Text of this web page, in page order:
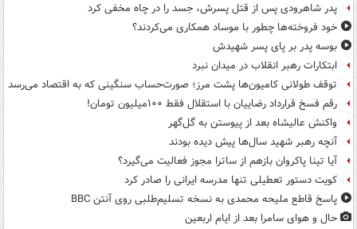
پدر شاهرودی پس از قتل پسرش، جسد را در چاه مخفی کرد
خود فروخته‌ها چطور با موساد همکاری می‌کردند؟
بوسه‌ پدر بر پای پسر شهیدش
ابتکارات رهبر انقلاب در میدان نبرد
توقف طولانی کامیون‌ها پشت مرز؛ صورت‌حساب سنگینی که به اقتصاد می‌رسد
رقم فسخ قرارداد رضاییان با استقلال فقط ۱۰۰میلیون تومان!
واکنش عالیشاه بعد از پیوستن به گل‌گهر
آنچه رهبر شهید سال‌ها پیش دیده بودند
آیا تینا پاکروان بازهم از ساترا مجوز فعالیت می‌گیرد؟
کویت دستور تعطیلی تنها مدرسه ایرانی را صادر کرد
پاسخ قاطع ملیحه محمدی به نسخه تسلیم‌طلبی روی آنتن BBC
حال و هوای سامرا بعد از ایام اربعین